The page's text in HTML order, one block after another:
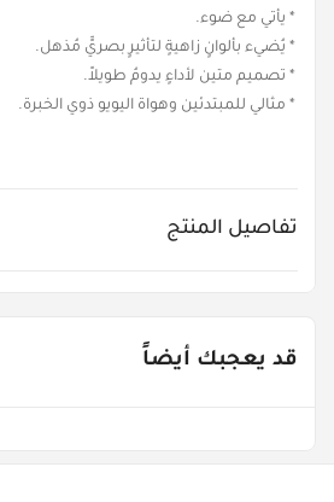
* يأتي مع ضوء.
* يُضيء بألوانٍ زاهيةٍ لتأثيرٍ بصريٍّ مُذهل.
* تصميم متين لأداءٍ يدومُ طويلاً.
* مثالي للمبتدئين وهواة اليويو ذوي الخبرة.
تفاصيل المنتج
قد يعجبك أيضاً